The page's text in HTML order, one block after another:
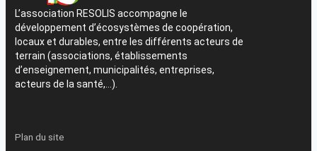
L’association RESOLIS accompagne le
développement d’écosystèmes de coopération,
locaux et durables, entre les différents acteurs de
terrain (associations, établissements
d’enseignement, municipalités, entreprises,
acteurs de la santé,…).
Plan du site